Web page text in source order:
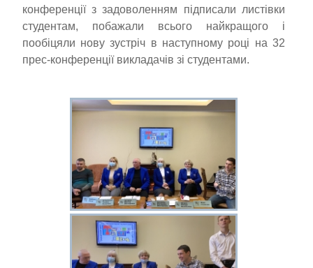
конференції з задоволенням підписали листівки
студентам, побажали всього найкращого і
пообіцяли нову зустріч в наступному році на 32
прес-конференції викладачів зі студентами.